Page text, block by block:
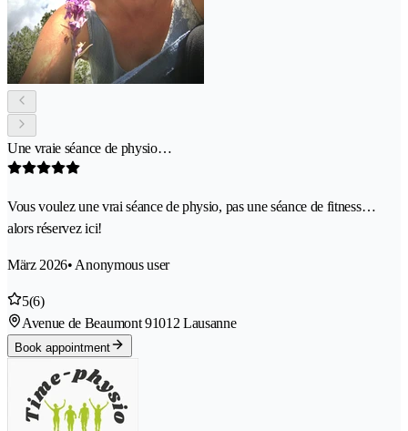
Une vraie séance de physio…
Vous voulez une vrai séance de physio, pas une séance de fitness…
alors réservez ici!
März 2026• Anonymous user
5(6)
Avenue de Beaumont 91012 Lausanne
Book appointment